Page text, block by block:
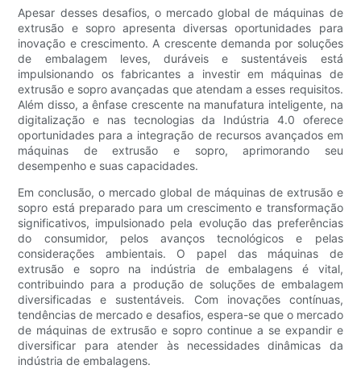
Apesar desses desafios, o mercado global de máquinas de
extrusão e sopro apresenta diversas oportunidades para
inovação e crescimento. A crescente demanda por soluções
de embalagem leves, duráveis ​​e sustentáveis ​​está
impulsionando os fabricantes a investir em máquinas de
extrusão e sopro avançadas que atendam a esses requisitos.
Além disso, a ênfase crescente na manufatura inteligente, na
digitalização e nas tecnologias da Indústria 4.0 oferece
oportunidades para a integração de recursos avançados em
máquinas de extrusão e sopro, aprimorando seu
desempenho e suas capacidades.
Em conclusão, o mercado global de máquinas de extrusão e
sopro está preparado para um crescimento e transformação
significativos, impulsionado pela evolução das preferências
do consumidor, pelos avanços tecnológicos e pelas
considerações ambientais. O papel das máquinas de
extrusão e sopro na indústria de embalagens é vital,
contribuindo para a produção de soluções de embalagem
diversificadas e sustentáveis. Com inovações contínuas,
tendências de mercado e desafios, espera-se que o mercado
de máquinas de extrusão e sopro continue a se expandir e
diversificar para atender às necessidades dinâmicas da
indústria de embalagens.